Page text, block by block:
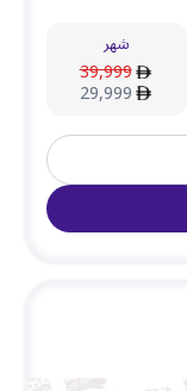
شهر
39,999
29,999